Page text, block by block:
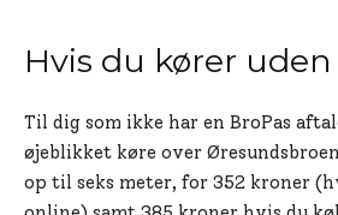
Hvis du kører uden
Til dig som ikke har en BroPas
øjeblikket køre over
op til seks meter, for 352 kroner